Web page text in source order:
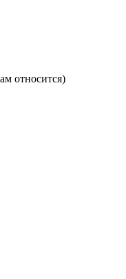
относится)